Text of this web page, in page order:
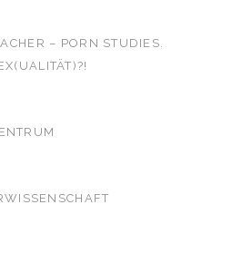
– PORN STUDIES.